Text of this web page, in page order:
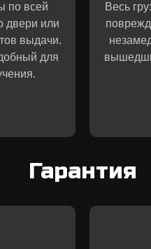
по всей
двери или
выдачи.
для
Весь
Гарантия